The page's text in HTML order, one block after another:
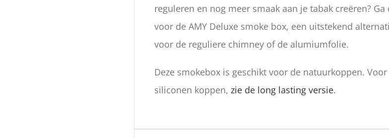
reguleren en nog meer smaak aan je tabak creëren? Ga
voor de AMY Deluxe smoke box, een uitstekend
voor de reguliere chimney of de alumiumfolie.
Deze smokebox is geschikt voor de natuurkoppen. Voor
siliconen koppen, zie de long lasting versie.